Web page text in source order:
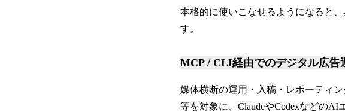
本格的に使いこなせるようになると
す。
MCP / CLI経由でのデジタル広告
媒体横断の運用・入稿・レポーティ
等を対象に、ClaudeやCodexなどの